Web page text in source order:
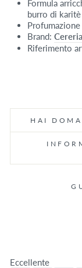
Formula
burro di karitè
Brand:
Riferimento
HAI
Eccellente